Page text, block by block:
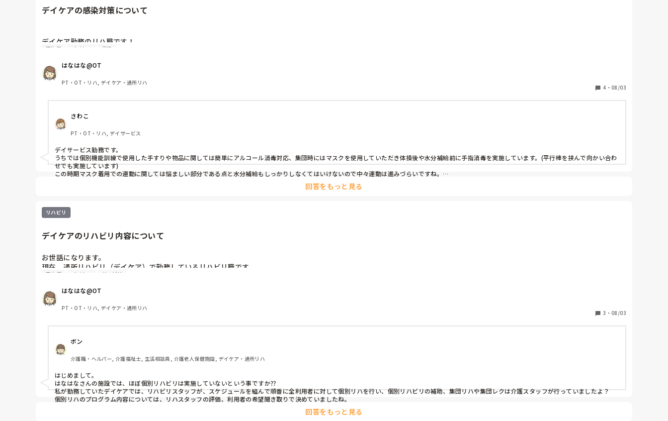
デイケアの感染対策について
デイケア勤務のリハ職です！
個別リハや集団時の距離感、マスクの対応、利用者さんへの説明方法など…現場で「これ助かったよ」「うまくいってる」みたいな対策があれば、ぜひ参考にさせてください！
感染症 デイケア 施設
はなはな@OT
PT・OT・リハ, デイケア・通所リハ
4 ・ 08/03
さわこ
PT・OT・リハ, デイサービス
デイサービス勤務です。
うちでは個別機能訓練で使用した手すりや物品に関しては簡単にアルコール消毒対応、集団時にはマスクを使用していただき体操後や水分補給前に手指消毒を実施しています。(平行棒を挟んで向かい合わ
せでも実施しています)
この時期マスク着用での運動に関しては悩ましい部分である点と水分補給もしっかりしなくてはいけないので中々運動は進みづらいですね。
回答をもっと見る
リハビリ
デイケアのリハビリ内容について
お世話になります。
現在、通所リハビリ（デイケア）で勤務しているリハビリ職です。
当施設では主に集団体操を中心にしていますが、個別支援や生活機能向上に向けた取り組みをどのように工夫されているか、お聞かせいただけると幸いです。
要支援 デイケア リハビリ
はなはな@OT
PT・OT・リハ, デイケア・通所リハ
3 ・ 08/03
ボン
介護職・ヘルパー, 介護福祉士, 生活相談員, 介護老人保健施設, デイケア・通所リハ
はじめまして。
はなはなさんの施設では、ほぼ個別リハビリは実施していないという事ですか⁇
私が勤務していたデイケアでは、リハビリスタッフが、スケジュールを組んで順番に全利用者に対して個別リハを行い、個別リハビリの補助、集団リハや集団レクは介護スタッフが行っていましたよ？
回答をもっと見る